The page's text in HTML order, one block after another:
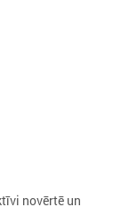
novērtē un